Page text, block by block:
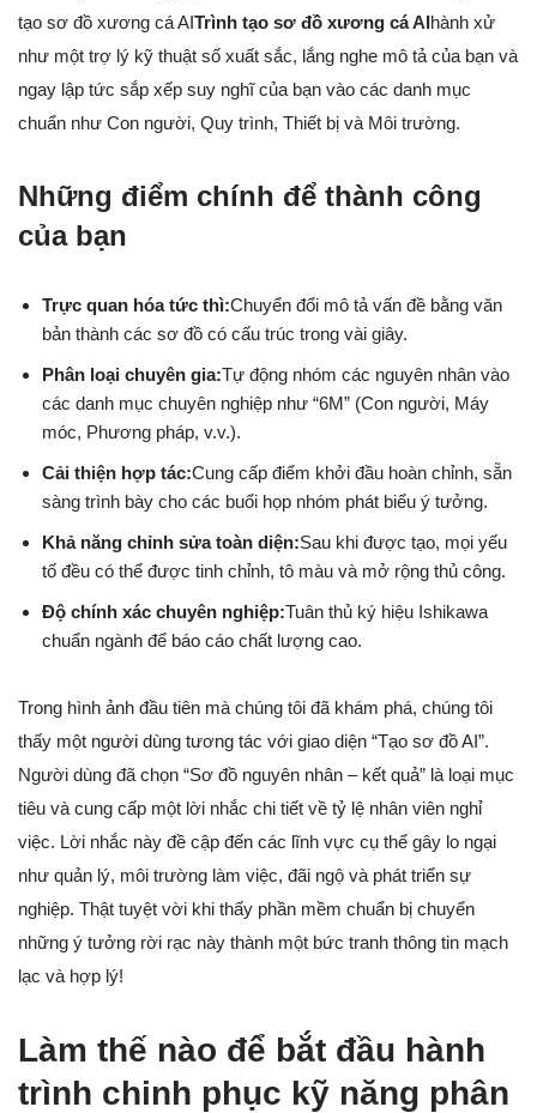
tạo sơ đồ xương cá AITrình tạo sơ đồ xương cá AIhành xử
như một trợ lý kỹ thuật số xuất sắc, lắng nghe mô tả của bạn và
ngay lập tức sắp xếp suy nghĩ của bạn vào các danh mục
chuẩn như Con người, Quy trình, Thiết bị và Môi trường.
Những điểm chính để thành công
của bạn
Trực quan hóa tức thì:Chuyển đổi mô tả vấn đề bằng văn
bản thành các sơ đồ có cấu trúc trong vài giây.
Phân loại chuyên gia:Tự động nhóm các nguyên nhân vào
các danh mục chuyên nghiệp như “6M” (Con người, Máy
móc, Phương pháp, v.v.).
Cải thiện hợp tác:Cung cấp điểm khởi đầu hoàn chỉnh, sẵn
sàng trình bày cho các buổi họp nhóm phát biểu ý tưởng.
Khả năng chỉnh sửa toàn diện:Sau khi được tạo, mọi yếu
tố đều có thể được tinh chỉnh, tô màu và mở rộng thủ công.
Độ chính xác chuyên nghiệp:Tuân thủ ký hiệu Ishikawa
chuẩn ngành để báo cáo chất lượng cao.
Trong hình ảnh đầu tiên mà chúng tôi đã khám phá, chúng tôi
thấy một người dùng tương tác với giao diện “Tạo sơ đồ AI”.
Người dùng đã chọn “Sơ đồ nguyên nhân – kết quả” là loại mục
tiêu và cung cấp một lời nhắc chi tiết về tỷ lệ nhân viên nghỉ
việc. Lời nhắc này đề cập đến các lĩnh vực cụ thể gây lo ngại
như quản lý, môi trường làm việc, đãi ngộ và phát triển sự
nghiệp. Thật tuyệt vời khi thấy phần mềm chuẩn bị chuyển
những ý tưởng rời rạc này thành một bức tranh thông tin mạch
lạc và hợp lý!
Làm thế nào để bắt đầu hành
trình chinh phục kỹ năng phân